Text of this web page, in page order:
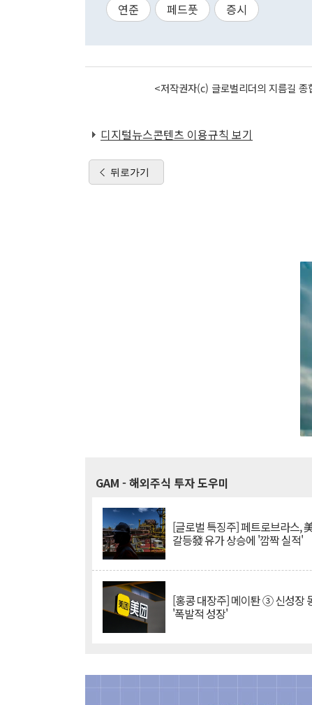
연준 페드풋 증시
<저작권자(c) 글로벌리더의 지름길
디지털뉴스콘텐츠 이용규칙 보기
뒤로가기
GAM - 해외주식 투자 도우미
[글로벌 특징주] 페트로브라스,
갈등發 유가 상승에 '깜짝 실적'
[홍콩 대장주] 메이퇀 ③ 신성장
'폭발적 성장'